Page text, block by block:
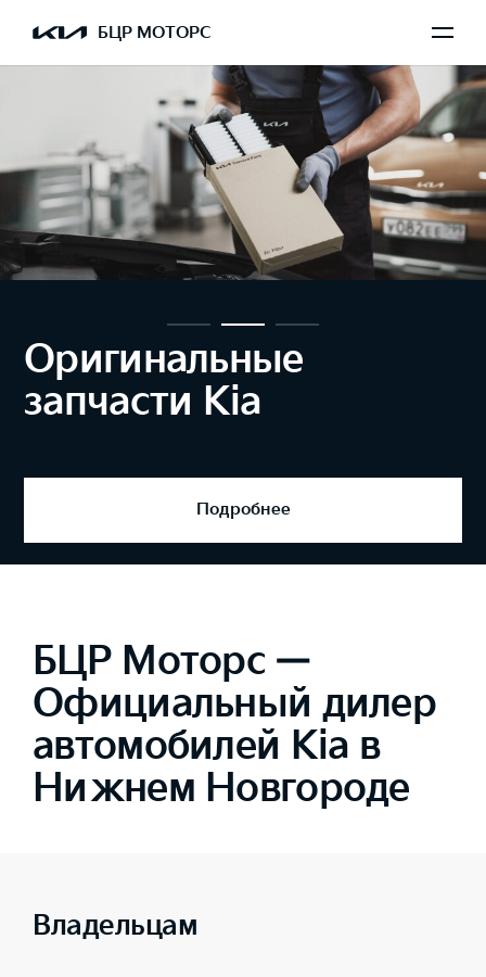
БЦР МОТОРС
Оригинальные
запчасти Kia
Подробнее
БЦР Моторс —
Официальный дилер
автомобилей Kia в
Нижнем Новгороде
Владельцам